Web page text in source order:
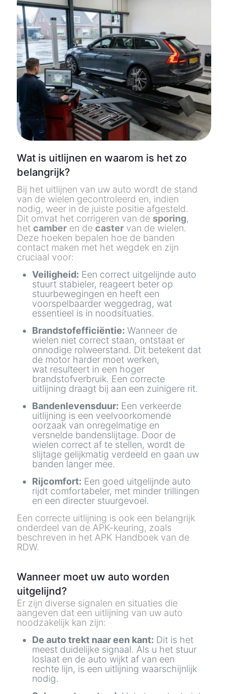
Wat is uitlijnen en waarom is het zo
belangrijk?
Bij het uitlijnen van uw auto wordt de stand
van de wielen gecontroleerd en, indien
nodig, weer in de juiste positie afgesteld.
Dit omvat het corrigeren van de sporing,
het camber en de caster van de wielen.
Deze hoeken bepalen hoe de banden
contact maken met het wegdek en zijn
cruciaal voor:
Veiligheid: Een correct uitgelijnde auto
stuurt stabieler, reageert beter op
stuurbewegingen en heeft een
voorspelbaarder weggedrag, wat
essentieel is in noodsituaties.
Brandstofefficiëntie: Wanneer de
wielen niet correct staan, ontstaat er
onnodige rolweerstand. Dit betekent dat
de motor harder moet werken,
wat resulteert in een hoger
brandstofverbruik. Een correcte
uitlijning draagt bij aan een zuinigere rit.
Bandenlevensduur: Een verkeerde
uitlijning is een veelvoorkomende
oorzaak van onregelmatige en
versnelde bandenslijtage. Door de
wielen correct af te stellen, wordt de
slijtage gelijkmatig verdeeld en gaan uw
banden langer mee.
Rijcomfort: Een goed uitgelijnde auto
rijdt comfortabeler, met minder trillingen
en een directer stuurgevoel.
Een correcte uitlijning is ook een belangrijk
onderdeel van de APK-keuring, zoals
beschreven in het APK Handboek van de
RDW.
Wanneer moet uw auto worden
uitgelijnd?
Er zijn diverse signalen en situaties die
aangeven dat een uitlijning van uw auto
noodzakelijk kan zijn:
De auto trekt naar een kant: Dit is het
meest duidelijke signaal. Als u het stuur
loslaat en de auto wijkt af van een
rechte lijn, is een uitlijning waarschijnlijk
nodig.